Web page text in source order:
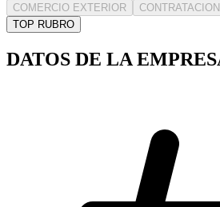
COMERCIO EXTERIOR
TOP RUBRO
DATOS DE LA